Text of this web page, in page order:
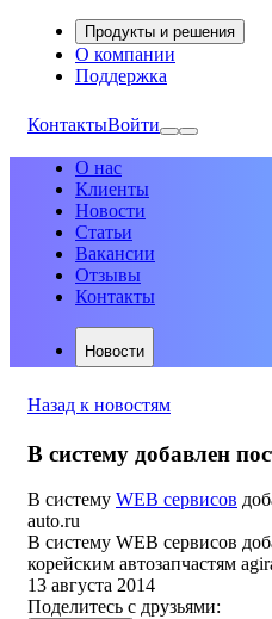
Продукты и решения
О компании
Поддержка
КонтактыВойти
О нас
Клиенты
Новости
Статьи
Вакансии
Отзывы
Контакты
Новости
Назад к новостям
В систему добавлен
В систему WEB сервисов
auto.ru
В систему WEB сервисов
корейским автозапчастям
13 августа 2014
Поделитесь с друзьями: